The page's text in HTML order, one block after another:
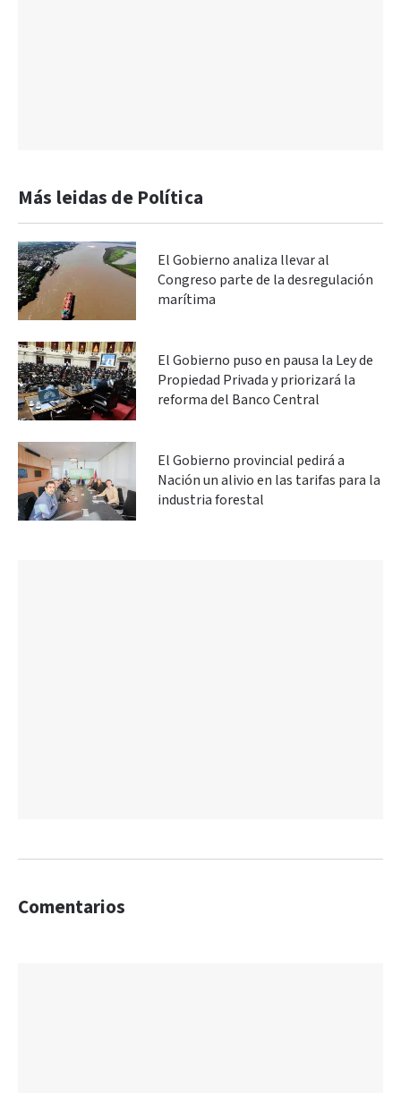
Más leidas de Política
El Gobierno analiza llevar al
Congreso parte de la desregulación
marítima
El Gobierno puso en pausa la Ley de
Propiedad Privada y priorizará la
reforma del Banco Central
El Gobierno provincial pedirá a
Nación un alivio en las tarifas para la
industria forestal
Comentarios